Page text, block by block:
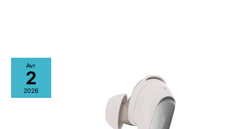
Avr
2
2026
Test
écouteurs
bose
quietcomfort
ultra